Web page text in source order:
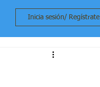
Inicia sesión/ Regístrate